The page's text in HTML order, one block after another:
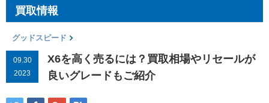
買取情報
グッドスピード
09.30
2023
X6を高く売るには？買取相場やリセールが
良いグレードもご紹介